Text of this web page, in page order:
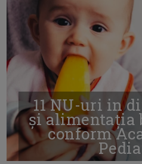
11 NU-uri in
și alimentația
conform